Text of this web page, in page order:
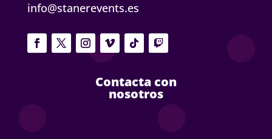
info@stanerevents.es
Contacta con
nosotros